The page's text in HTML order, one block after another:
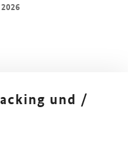
und /